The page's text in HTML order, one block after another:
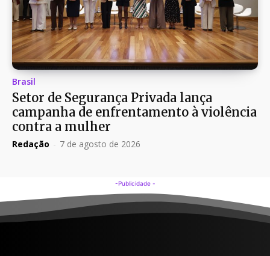
Brasil
Setor de Segurança Privada lança
campanha de enfrentamento à violência
contra a mulher
Redação - 7 de agosto de 2026
-Publicidade -